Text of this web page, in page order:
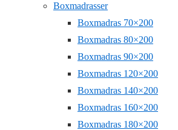
Boxmadrasser
Boxmadras 70×200
Boxmadras 80×200
Boxmadras 90×200
Boxmadras 120×200
Boxmadras 140×200
Boxmadras 160×200
Boxmadras 180×200